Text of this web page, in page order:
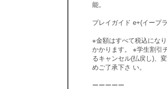
能。
プレイガイド e+(イープ
※金額はすべて税込にな
かかります。 ※学生割引
るキャンセル(払戻し)、
めご了承下さ い。
ーーーーー